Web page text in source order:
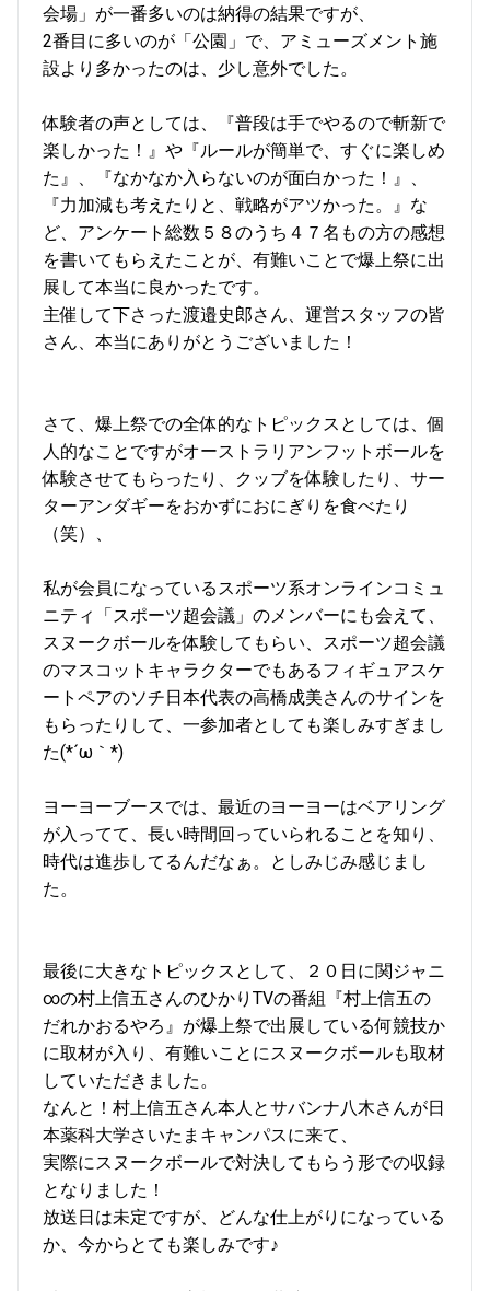
会場」が一番多いのは納得の結果ですが、
2番目に多いのが「公園」で、アミューズメント施
設より多かったのは、少し意外でした。
体験者の声としては、『普段は手でやるので斬新で
楽しかった！』や『ルールが簡単で、すぐに楽しめ
た』、『なかなか入らないのが面白かった！』、
『力加減も考えたりと、戦略がアツかった。』な
ど、アンケート総数５８のうち４７名もの方の感想
を書いてもらえたことが、有難いことで爆上祭に出
展して本当に良かったです。
主催して下さった渡邉史郎さん、運営スタッフの皆
さん、本当にありがとうございました！
さて、爆上祭での全体的なトピックスとしては、個
人的なことですがオーストラリアンフットボールを
体験させてもらったり、クッブを体験したり、サー
ターアンダギーをおかずにおにぎりを食べたり
（笑）、
私が会員になっているスポーツ系オンラインコミュ
ニティ「スポーツ超会議」のメンバーにも会えて、
スヌークボールを体験してもらい、スポーツ超会議
のマスコットキャラクターでもあるフィギュアスケ
ートペアのソチ日本代表の高橋成美さんのサインを
もらったりして、一参加者としても楽しみすぎまし
た(*´ω｀*)
ヨーヨーブースでは、最近のヨーヨーはベアリング
が入ってて、長い時間回っていられることを知り、
時代は進歩してるんだなぁ。としみじみ感じまし
た。
最後に大きなトピックスとして、２０日に関ジャニ
∞の村上信五さんのひかりTVの番組『村上信五の
だれかおるやろ』が爆上祭で出展している何競技か
に取材が入り、有難いことにスヌークボールも取材
していただきました。
なんと！村上信五さん本人とサバンナ八木さんが日
本薬科大学さいたまキャンパスに来て、
実際にスヌークボールで対決してもらう形での収録
となりました！
放送日は未定ですが、どんな仕上がりになっている
か、今からとても楽しみです♪